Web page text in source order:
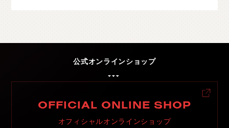
公式オンラインショップ
OFFICIAL ONLINE SHOP
オフィシャルオンラインショップ